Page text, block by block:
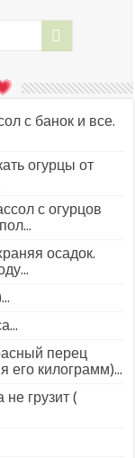
с банок и все.
огурцы от
с огурцов
осадок.
перец
его килограмм)...
грузит (